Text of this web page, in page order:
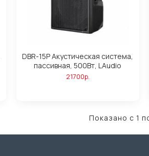
DBR-15P Акустическая система,
пассивная, 500Вт, LAudio
21700р.
Показано с 1